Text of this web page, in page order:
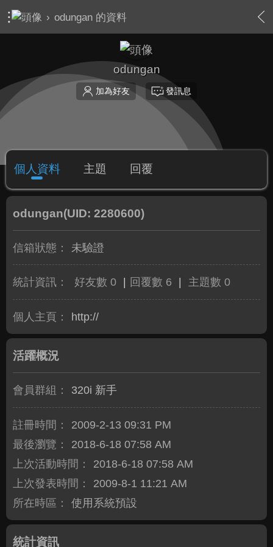
› odungan 的資料
odungan
加為好友 發訊息
個人資料 主題 回覆
odungan(UID: 2280600)
信箱狀態： 未驗證
統計資訊： 好友數 0 回覆數 6 主題數 0
個人主頁： http://
活躍概況
會員群組： 320i 新手
註冊時間：
2009-2-13 09:31 PM
最後瀏覽：
2018-6-18 07:58 AM
上次活動時間：
2018-6-18 07:58 AM
上次發表時間：
2009-8-1 11:21 AM
所在時區：
使用系統預設
統計資訊